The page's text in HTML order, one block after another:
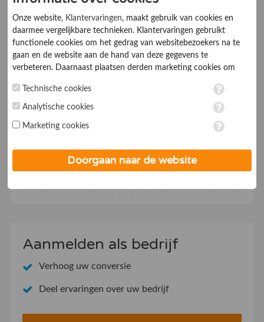
-
Hahebo BV
Online Marketingbureaus
7.0
Verkoper van kantoor, magazijn en horeca-inrichting.
activa. Hahebo verkoopt ook diverse partijhandel.
Aanmelden als bedrijf
Verhoog uw conversie
Deel ervaringen over uw bedrijf
Onze website, Klantervaringen, maakt gebruik van cookies en
daarmee vergelijkbare technieken. Klantervaringen gebruikt
functionele cookies om het gedrag van websitebezoekers na te
gaan en de website aan de hand van deze gegevens te
verbeteren. Daarnaast plaatsen derden marketing cookies om
marketing cookies worden persoonsgegevens verwerkt. Je geeft
toestemming voor deze verwerking wanneer je hieronder een
op ieder moment aanpassen in de
. Lees voor meer
Technische cookies
Analytische cookies
Marketing cookies
Doorgaan naar de website